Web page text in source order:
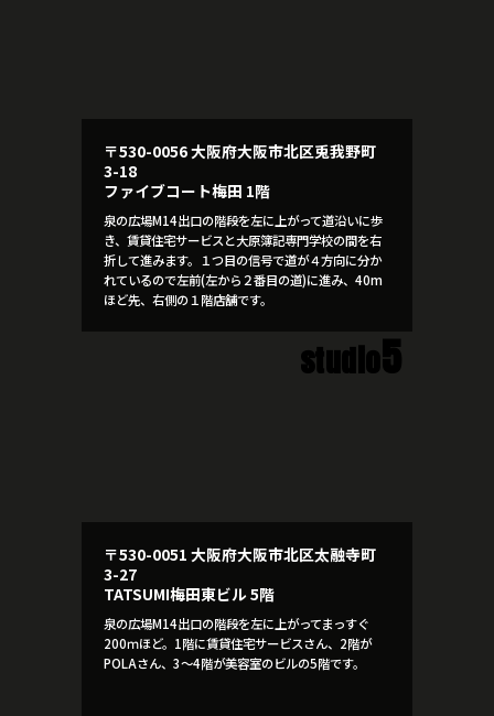
〒530-0056 大阪府大阪市北区兎我野町
3-18
ファイブコート梅田 1階
泉の広場M14出口の階段を左に上がって道沿いに歩
き、賃貸住宅サービスと大原簿記専門学校の間を右
折して進みます。１つ目の信号で道が４方向に分か
れているので左前(左から２番目の道)に進み、40m
ほど先、右側の１階店舗です。
studio5
〒530-0051 大阪府大阪市北区太融寺町
3-27
TATSUMI梅田東ビル 5階
泉の広場M14出口の階段を左に上がってまっすぐ
200ｍほど。1階に賃貸住宅サービスさん、2階が
POLAさん、3～4階が美容室のビルの5階です。